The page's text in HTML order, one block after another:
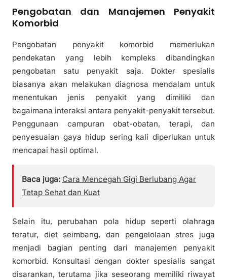
Pengobatan dan Manajemen Penyakit
Komorbid
Pengobatan penyakit komorbid memerlukan
pendekatan yang lebih kompleks dibandingkan
pengobatan satu penyakit saja. Dokter spesialis
biasanya akan melakukan diagnosa mendalam untuk
menentukan jenis penyakit yang dimiliki dan
bagaimana interaksi antara penyakit-penyakit tersebut.
Penggunaan campuran obat-obatan, terapi, dan
penyesuaian gaya hidup sering kali diperlukan untuk
mencapai hasil optimal.
Baca juga: Cara Mencegah Gigi Berlubang Agar
Tetap Sehat dan Kuat
Selain itu, perubahan pola hidup seperti olahraga
teratur, diet seimbang, dan pengelolaan stres juga
menjadi bagian penting dari manajemen penyakit
komorbid. Konsultasi dengan dokter spesialis sangat
disarankan, terutama jika seseorang memiliki riwayat